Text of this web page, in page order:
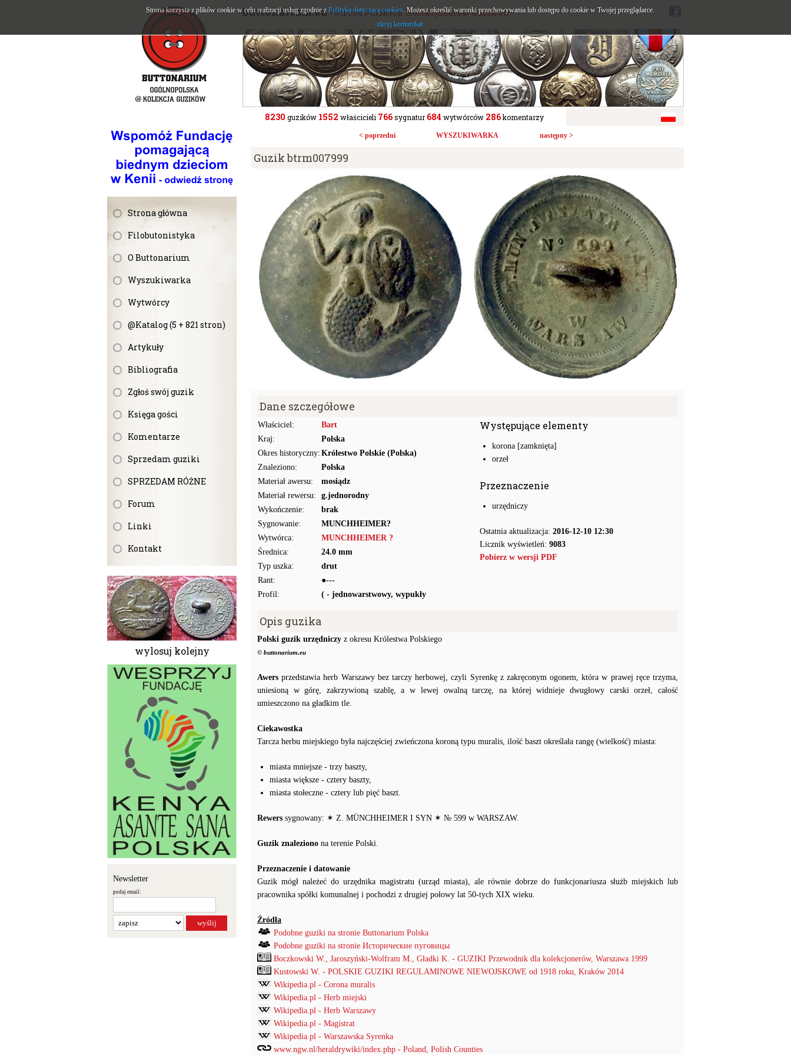
Strona główna
Filobutonistyka
O Buttonarium
Wyszukiwarka
Wytwórcy
@Katalog (5 + 821 stron)
Artykuły
Bibliografia
Zgłoś swój guzik
Księga gości
Komentarze
Sprzedam guziki
SPRZEDAM RÓŻNE
Forum
Linki
Kontakt
wylosuj kolejny
Newsletter
podaj email:
buttonarium.eu- Strona Polskich Kolekcjonerów Guzików
8230 guzików 1552 właścicieli 766sygnatur684 wytwórców 286komentarzy
< poprzedni WYSZUKIWARKA następny >
Guzik btrm007999
Dane szczegółowe
Właściciel:
Bart
Kraj:
Polska
Okres historyczny: Królestwo Polskie (Polska)
Znaleziono:
Polska
Materiał awersu:
mosiądz
Materiał rewersu:
g.jednorodny
Wykończenie:
brak
Sygnowanie:
MUNCHHEIMER?
Wytwórca:
MUNCHHEIMER ?
Średnica:
24.0 mm
Typ uszka:
drut
Rant:
●---
Profil:
( - jednowarstwowy, wypukły
Występujące elementy
korona [zamknięta]
orzeł
Przeznaczenie
urzędniczy
Ostatnia aktualizacja: 2016-12-10 12:30
Licznik wyświetleń: 9083
Pobierz w wersji PDF
Opis guzika
Polski guzik urzędniczy z okresu Królestwa Polskiego
© buttonarium.eu
Awers przedstawia herb Warszawy bez tarczy herbowej, czyli Syrenkę z zakręconym ogonem, która w prawej ręce trzyma,
uniesioną w górę, zakrzywioną szablę, a w lewej owalną tarczę, na której widnieje dwugłowy carski orzeł, całość
umieszczono na gładkim tle.
Ciekawostka
Tarcza herbu miejskiego była najczęściej zwieńczona koroną typu muralis, ilość baszt określała rangę (wielkość) miasta:
miasta mniejsze - trzy baszty,
miasta większe - cztery baszty,
miasta stołeczne - cztery lub pięć baszt.
Rewers sygnowany: ✶ Z. MÜNCHHEIMER I SYN ✶ № 599 w WARSZAW.
Guzik znaleziono na terenie Polski.
Przeznaczenie i datowanie
Guzik mógł należeć do urzędnika magistratu (urząd miasta), ale równie dobrze do funkcjonariusza służb miejskich lub
pracownika spółki komunalnej i pochodzi z drugiej połowy lat 50-tych XIX wieku.
Źródła
Podobne guziki na stronie Buttonarium Polska
Podobne guziki na stronie Исторические пуговицы
Boczkowski W., Jaroszyński-Wolfram M., Gładki K. - GUZIKI Przewodnik dla kolekcjonerów, Warszawa 1999
Kustowski W. - POLSKIE GUZIKI REGULAMINOWE NIEWOJSKOWE od 1918 roku, Kraków 2014
Wikipedia.pl - Corona muralis
Wikipedia.pl - Herb miejski
Wikipedia.pl - Herb Warszawy
Wikipedia.pl - Magistrat
Wikipedia.pl - Warszawska Syrenka
www.ngw.nl/heraldrywiki/index.php - Poland, Polish Counties
Strona korzysta z plików cookie w celu realizacji usług zgodnie z Polityką dotyczącą cookies. Możesz określić warunki przechowywania lub dostępu do cookie w Twojej przeglądarce.
ukryj komunikat